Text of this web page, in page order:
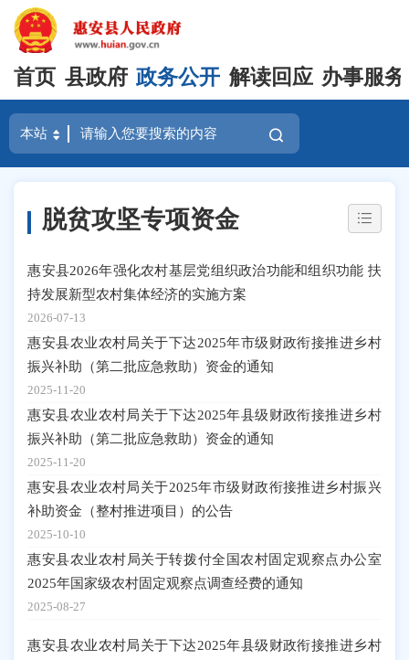
首页 县政府 政务公开 解读回应 办事服务
脱贫攻坚专项资金
惠安县2026年强化农村基层党组织政治功能和组织功能 扶
持发展新型农村集体经济的实施方案
2026-07-13
惠安县农业农村局关于下达2025年市级财政衔接推进乡村
振兴补助（第二批应急救助）资金的通知
2025-11-20
惠安县农业农村局关于下达2025年县级财政衔接推进乡村
振兴补助（第二批应急救助）资金的通知
2025-11-20
惠安县农业农村局关于2025年市级财政衔接推进乡村振兴
补助资金（整村推进项目）的公告
2025-10-10
惠安县农业农村局关于转拨付全国农村固定观察点办公室
2025年国家级农村固定观察点调查经费的通知
2025-08-27
惠安县农业农村局关于下达2025年县级财政衔接推进乡村